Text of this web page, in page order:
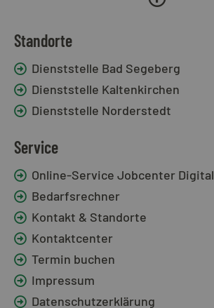
Standorte
Dienststelle Bad Segeberg
Dienststelle Kaltenkirchen
Dienststelle Norderstedt
Service
Online-Service Jobcenter Digital
Bedarfsrechner
Kontakt & Standorte
Kontaktcenter
Termin buchen
Impressum
Datenschutzerklärung